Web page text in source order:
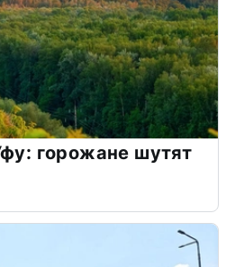
горожане шутят